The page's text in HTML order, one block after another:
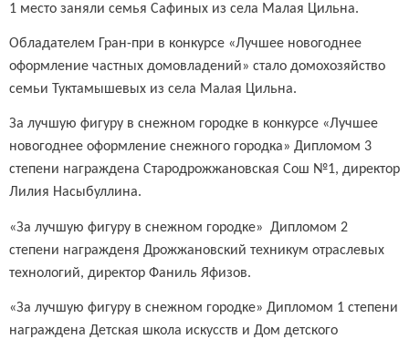
1 место заняли семья Сафиных из села Малая Цильна.
Обладателем Гран-при в конкурсе «Лучшее новогоднее
оформление частных домовладений» стало домохозяйство
семьи Туктамышевых из села Малая Цильна.
За лучшую фигуру в снежном городке в конкурсе «Лучшее
новогоднее оформление снежного городка» Дипломом 3
степени награждена Стародрожжановская Сош №1, директор
Лилия Насыбуллина.
«За лучшую фигуру в снежном городке» Дипломом 2
степени награжденя Дрожжановский техникум отраслевых
технологий, директор Фаниль Яфизов.
«За лучшую фигуру в снежном городке» Дипломом 1 степени
награждена Детская школа искусств и Дом детского